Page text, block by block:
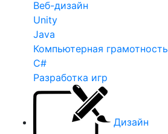
Веб-дизайн
Unity
Java
Компьютерная грамотность
C#
Разработка игр
Дизайн